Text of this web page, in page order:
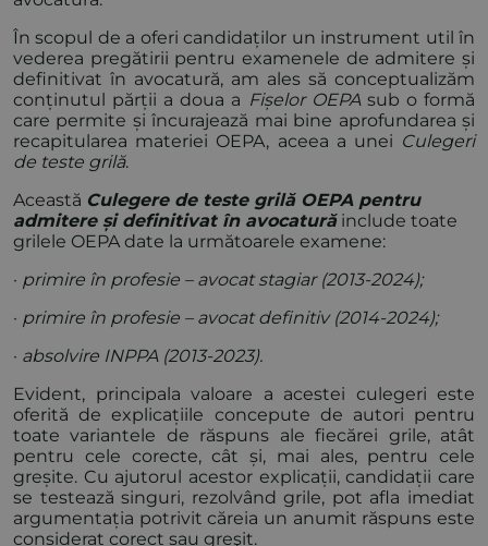
În scopul de a oferi candidaților un instrument util în
vederea pregătirii pentru examenele de admitere și
definitivat în avocatură, am ales să conceptualizăm
conținutul părții a doua a Fișelor OEPAsub o formă
care permite și încurajează mai bine aprofundarea și
recapitularea materiei OEPA, aceea a unei Culegeri
de teste grilă.
Această Culegere de teste grilă OEPA pentru
admitere și definitivat în avocaturăinclude toate
grilele OEPA date la următoarele examene:
· primire în profesie – avocat stagiar (2013-2024);
· primire în profesie – avocat definitiv (2014-2024);
· absolvire INPPA (2013-2023).
Evident, principala valoare a acestei culegeri este
oferită de explicațiile concepute de autori pentru
toate variantele de răspuns ale fiecărei grile, atât
pentru cele corecte, cât și, mai ales, pentru cele
greșite. Cu ajutorul acestor explicații, candidații care
se testează singuri, rezolvând grile, pot afla imediat
argumentația potrivit căreia un anumit răspuns este
considerat corect sau greşit.